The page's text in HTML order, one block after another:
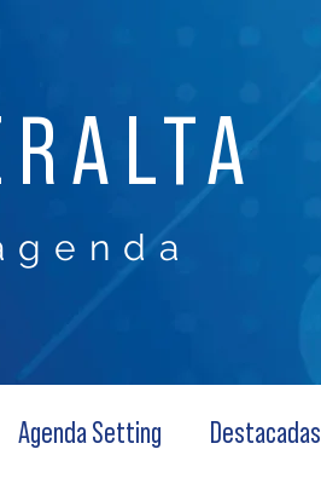
e n d a
Agenda Setting Destacadas